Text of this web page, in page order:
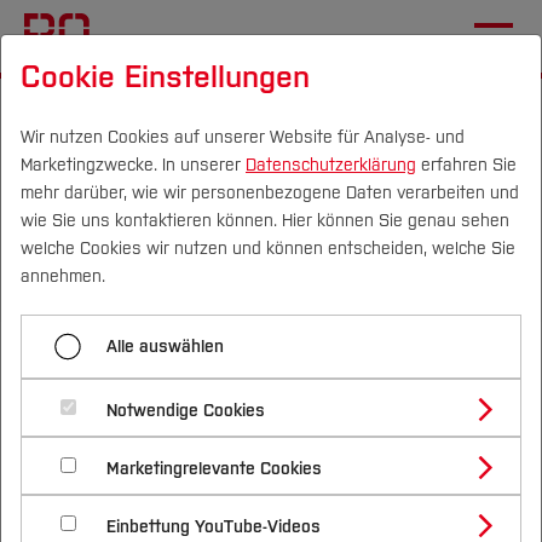
Campus Personen DE|EN Quicklinks
Studium
Studienangebote
Bachelorstudiengänge
Masterstudiengänge
Vor dem Studium
Bewerben & Einschreiben
Bewerbungsportal
Im Studium
Studienbüros und Prüfungen
Nach dem Studium
Forschung & Transfer
Profil
Forschungs- und Transferprofil
Schwerpunkte (FuT)
Beratung & Förderung
Nachhaltigkeit
Nachhaltigkeit studieren
International
Pflege-, Hebammen- und Therapie­
wissenschaften
Menü aufklappen
Michael Schuler
Ute Lange
Martina Schlüter-Cruse
Prof. Dr. habil. Christian
Thiel
Prodekan FB PHT
Professor für Physiotherapie (Training und
Cookie Einstellungen
Wir nutzen Cookies auf unserer Website für Analyse- und
Marketingzwecke. In unserer Datenschutzerklärung erfahren Sie
mehr darüber, wie wir personenbezogene Daten verarbeiten und
wie Sie uns kontaktieren können. Hier können Sie genau sehen
welche Cookies wir nutzen und können entscheiden, welche Sie
annehmen.
Alle auswählen
Notwendige Cookies
Marketingrelevante Cookies
Einbettung YouTube-Videos